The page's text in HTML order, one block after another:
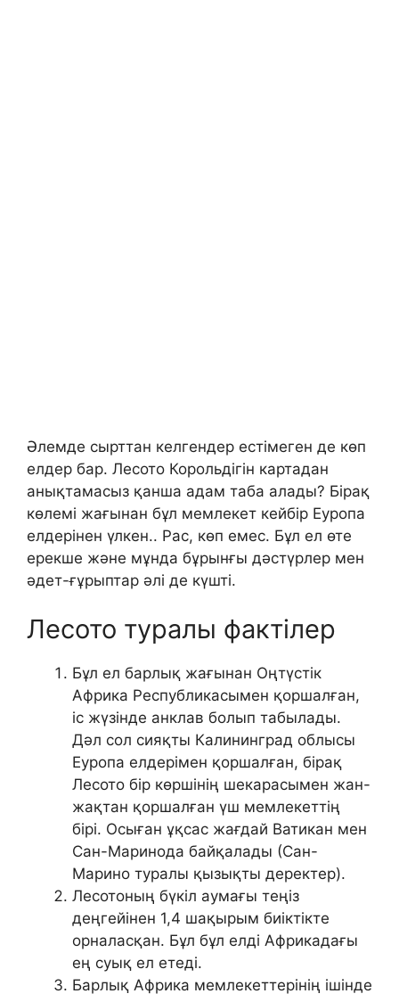
Әлемде сырттан келгендер естімеген де көп
елдер бар. Лесото Корольдігін картадан
анықтамасыз қанша адам таба алады? Бірақ
көлемі жағынан бұл мемлекет кейбір Еуропа
елдерінен үлкен.. Рас, көп емес. Бұл ел өте
ерекше және мұнда бұрынғы дәстүрлер мен
әдет-ғұрыптар әлі де күшті.
Лесото туралы фактілер
Бұл ел барлық жағынан Оңтүстік
Африка Республикасымен қоршалған,
іс жүзінде анклав болып табылады.
Дәл сол сияқты Калининград облысы
Еуропа елдерімен қоршалған, бірақ
Лесото бір көршінің шекарасымен жан-
жақтан қоршалған үш мемлекеттің
бірі. Осыған ұқсас жағдай Ватикан мен
Сан-Маринода байқалады (Сан-
Марино туралы қызықты деректер).
Лесотоның бүкіл аумағы теңіз
деңгейінен 1,4 шақырым биіктікте
орналасқан. Бұл бұл елді Африкадағы
ең суық ел етеді.
Барлық Африка мемлекеттерінің ішінде